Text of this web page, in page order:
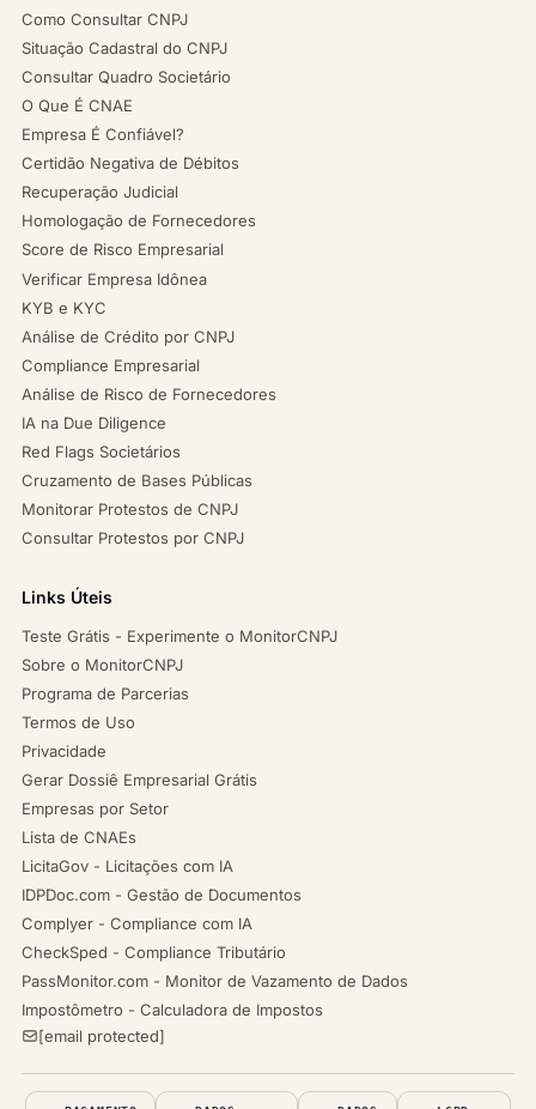
Como Consultar CNPJ
Situação Cadastral do CNPJ
Consultar Quadro Societário
O Que É CNAE
Empresa É Confiável?
Certidão Negativa de Débitos
Recuperação Judicial
Homologação de Fornecedores
Score de Risco Empresarial
Verificar Empresa Idônea
KYB e KYC
Análise de Crédito por CNPJ
Compliance Empresarial
Análise de Risco de Fornecedores
IA na Due Diligence
Red Flags Societários
Cruzamento de Bases Públicas
Monitorar Protestos de CNPJ
Consultar Protestos por CNPJ
Links Úteis
Teste Grátis - Experimente o MonitorCNPJ
Sobre o MonitorCNPJ
Programa de Parcerias
Termos de Uso
Privacidade
Gerar Dossiê Empresarial Grátis
Empresas por Setor
Lista de CNAEs
LicitaGov - Licitações com IA
IDPDoc.com - Gestão de Documentos
Complyer - Compliance com IA
CheckSped - Compliance Tributário
PassMonitor.com - Monitor de Vazamento de Dados
Impostômetro - Calculadora de Impostos
[email protected]